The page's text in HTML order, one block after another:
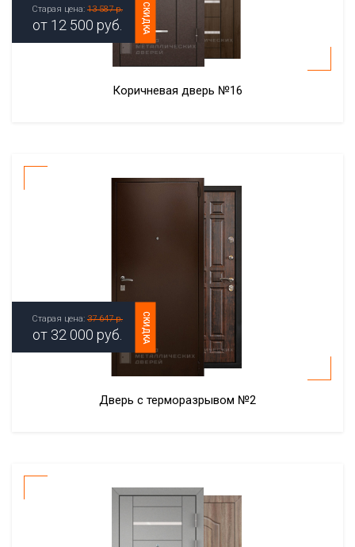
СКИДКА
Старая цена: 13 587 р.
от 12 500 руб.
Коричневая дверь №16
СКИДКА
Старая цена: 37 647 р.
от 32 000 руб.
Дверь с терморазрывом №2